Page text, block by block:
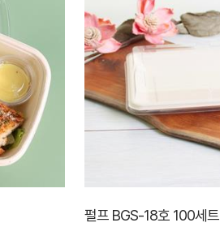
펄프 BGS-18호 100세트